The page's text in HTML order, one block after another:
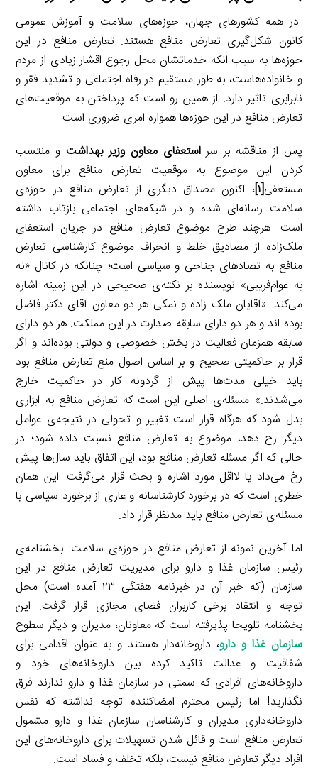
در همه کشورهای جهان، حوزه‌های سلامت و آموزش عمومی
کانون شکل‌گیری تعارض منافع هستند. تعارض منافع در این
حوزه‌ها به سبب انکه خدماتشان محل رجوع اقشار زیادی از مردم
و خانواده‌هاست، به طور مستقیم در رفاه اجتماعی و تشدید فقر و
نابرابری تاثیر دارد. از همین رو است که پرداختن به موقعیت‌های
تعارض منافع در این حوزه‌ها همواره امری ضروری است.
پس از مناقشه بر سراستعفای معاون وزیر بهداشت و منتسب
کردن این موضوع به موقعیت تعارض منافع برای معاون
مستعفی[۱] ، اکنون مصداق دیگری از تعارض منافع در حوزه‌ی
سلامت رسانه‌ای شده و در شبکه‌های اجتماعی بازتاب داشته
است. هرچند طرح موضوع تعارض منافع در جریان استعفای
ملک‌زاده از مصادیق خلط و انحراف موضوع کارشناسی تعارض
منافع به تضادهای جناحی و سیاسی است؛ چنانکه در کانال «نه
به عوام‌فریبی» نویسنده بر نکته‌ی صحیحی در این زمینه اشاره
می‌کند: «آقایان ملک زاده و نمکی هر دو معاون آقای دکتر فاضل
بوده اند و هر دو دارای سابقه صدارت در این مملکت. هر دو دارای
سابقه همزمان فعالیت در بخش خصوصی و دولتی بوده‌اند و اگر
قرار بر حاکمیتی صحیح و بر اساس اصول منع تعارض منافع بود
باید خیلی مدت‌ها پیش از گردونه کار در حاکمیت خارج
می‌شدند.» مسئله‌ی اصلی این است که تعارض منافع به ابزاری
بدل شود که هرگاه قرار است تغییر و تحولی در نتیجه‌ی عوامل
دیگر رخ دهد، موضوع به تعارض منافع نسبت داده شود؛ در
حالی که اگر مسئله تعارض منافع بود، این اتفاق باید سال‌ها پیش
رخ می‌داد یا لااقل مورد اشاره و بحث قرار می‌گرفت. این همان
خطری است که در برخورد کارشناسانه و عاری از برخورد سیاسی با
مسئله‌ی تعارض منافع باید مدنظر قرار داد.
اما آخرین نمونه از تعارض منافع در حوزه‌ی سلامت: بخشنامه‌ی
رئیس سازمان غذا و دارو برای مدیریت تعارض منافع در این
سازمان (که خبر آن در خبرنامه هفتگی ۲۳ آمده است) محل
توجه و انتقاد برخی کاربران فضای مجازی قرار گرفت. این
بخشنامه تلویحا پذیرفته است که معاونان، مدیران و دیگر سطوح
سازمان غذا و دارو، داروخانه‌دار هستند و به عنوان اقدامی برای
شفافیت و عدالت تاکید کرده بین داروخانه‌های خود و
داروخانه‌های افرادی که سمتی در سازمان غذا و دارو ندارند فرق
نگذارید! اما رئیس محترم امضاکننده توجه نداشته که نفس
داروخانه‌داری مدیران و کارشناسان سازمان غذا و دارو مشمول
تعارض منافع است و قائل شدن تسهیلات برای داروخانه‌های این
افراد دیگر تعارض منافع نیست، بلکه تخلف و فساد است.